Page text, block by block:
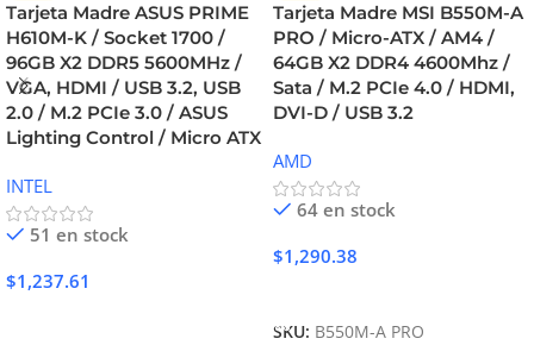
Tarjeta Madre ASUS PRIME
H610M-K / Socket 1700 /
96GB X2 DDR5 5600MHz /
VGA, HDMI / USB 3.2, USB
2.0 / M.2 PCIe 3.0 / ASUS
Lighting Control / Micro ATX
INTEL
51 en stock
$1,237.61
Tarjeta Madre MSI B550M-A
PRO / Micro-ATX / AM4 /
64GB X2 DDR4 4600Mhz /
Sata / M.2 PCIe 4.0 / HDMI,
DVI-D / USB 3.2
AMD
64 en stock
$1,290.38
SKU: B550M-A PRO